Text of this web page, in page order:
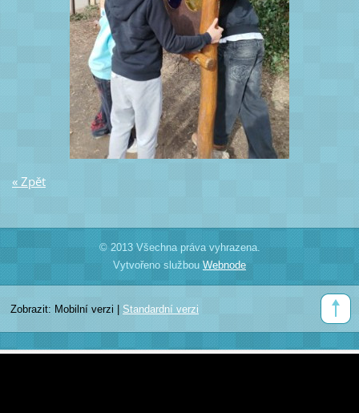
« Zpět
© 2013 Všechna práva vyhrazena.
Vytvořeno službouWebnode
Zobrazit: Mobilní verzi Standardní verzi